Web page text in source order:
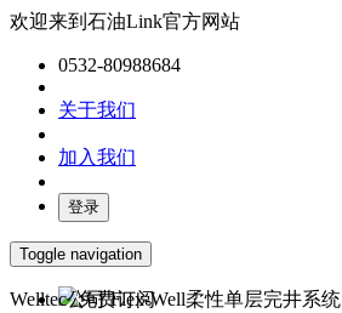
欢迎来到石油Link官方网站
0532-80988684
关于我们
加入我们
登录
Toggle navigation
免费订阅
Welltec公司 Flex-Well柔性单层完井系统